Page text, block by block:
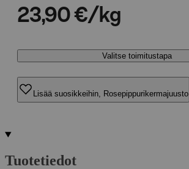
23,90 €/kg
Valitse toimitustapa
Lisää suosikkeihin, Rosepippurikermajuusto
Tuotetiedot